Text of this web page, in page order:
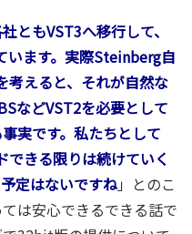
ともVST3へ移行して、
います。実際Steinberg自
考えると、それが自然な
などVST2を必要として
実です。私たちとして
できる限りは続けていく
定はないですね」とのこ
は安心できるできる話で